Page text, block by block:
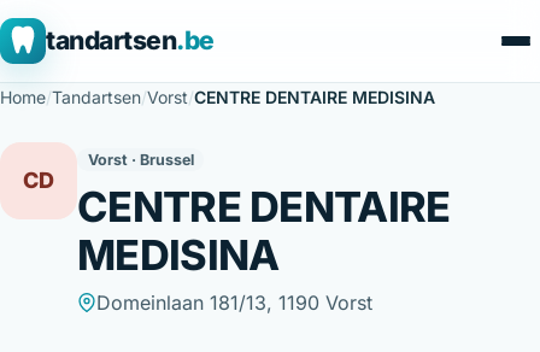
tandartsen.be
Home/Tandartsen/Vorst/CENTRE DENTAIRE MEDISINA
CD
Vorst · Brussel
CENTRE DENTAIRE
MEDISINA
Domeinlaan 181/13, 1190 Vorst